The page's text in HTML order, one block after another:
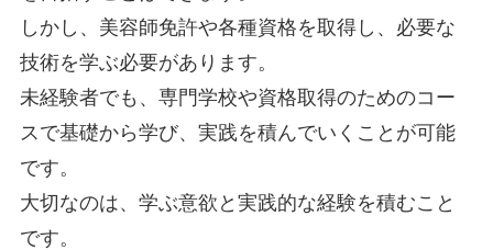
しかし、美容師免許や各種資格を取得し、必要な
技術を学ぶ必要があります。
未経験者でも、専門学校や資格取得のためのコー
スで基礎から学び、実践を積んでいくことが可能
です。
大切なのは、学ぶ意欲と実践的な経験を積むこと
です。